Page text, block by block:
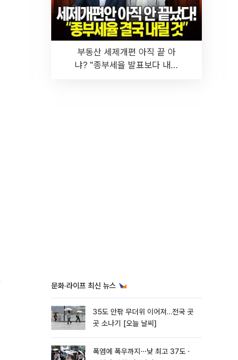
부동산 세제개편 아직 끝 아
냐? "종부세율 발표보다 내릴
문화·라이프 최신 뉴스
35도 안팎 무더위 이어져…전국 곳
곳 소나기 [오늘 날씨]
폭염에 폭우까지⋯낮 최고 37도ㆍ